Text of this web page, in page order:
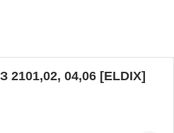
2101,02, 04,06 [ELDIX]